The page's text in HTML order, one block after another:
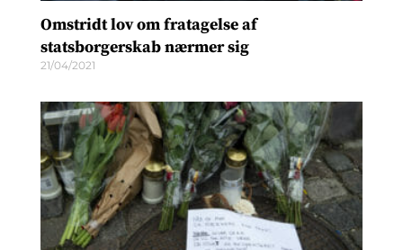
Omstridt lov om fratagelse af
statsborgerskab nærmer sig
21/04/2021